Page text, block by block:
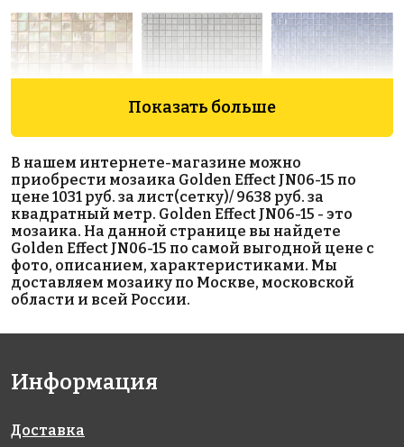
JNJ IB 59
327x327
Rose AJ 06(2)
327x327
Rose MJ 18(1)
327x327
Rose AJ 17(1)
327x327
JNJ C-JB 70
327x327
Показать больше
В нашем интернете-магазине можно
приобрести мозаика Golden Effect JN06-15 по
цене 1031 руб. за лист(сетку)/ 9638 руб. за
квадратный метр. Golden Effect JN06-15 - это
мозаика. На данной странице вы найдете
Golden Effect JN06-15 по самой выгодной цене с
фото, описанием, характеристиками. Мы
доставляем мозаику по Москве, московской
области и всей России.
Информация
Доставка